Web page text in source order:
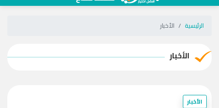
الرئيسية الأخبار
الأخبار
الأخبار